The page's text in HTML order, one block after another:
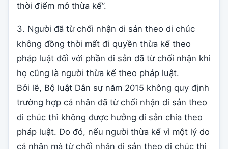
thời điểm mở thừa kế”.
3. Người đã từ chối nhận di sản theo di chúc
không đồng thời mất đi quyền thừa kế theo
pháp luật đối với phần di sản đã từ chối nhận khi
họ cũng là người thừa kế theo pháp luật.
Bởi lẽ, Bộ luật Dân sự năm 2015 không quy định
trường hợp cá nhân đã từ chối nhận di sản theo
di chúc thì không được hưởng di sản chia theo
pháp luật. Do đó, nếu người thừa kế vì một lý do
cá nhân mà từ chối nhận di sản theo di chúc thì